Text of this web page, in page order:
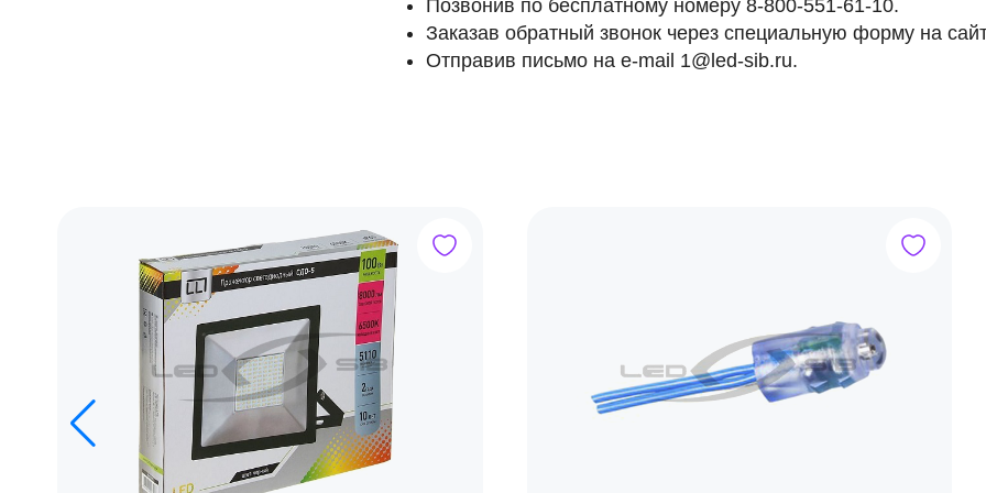
Позвонив по бесплатному номеру 8-800-551-61-10.
Заказав обратный звонок через специальную форму на
Отправив письмо на e-mail 1@led-sib.ru.